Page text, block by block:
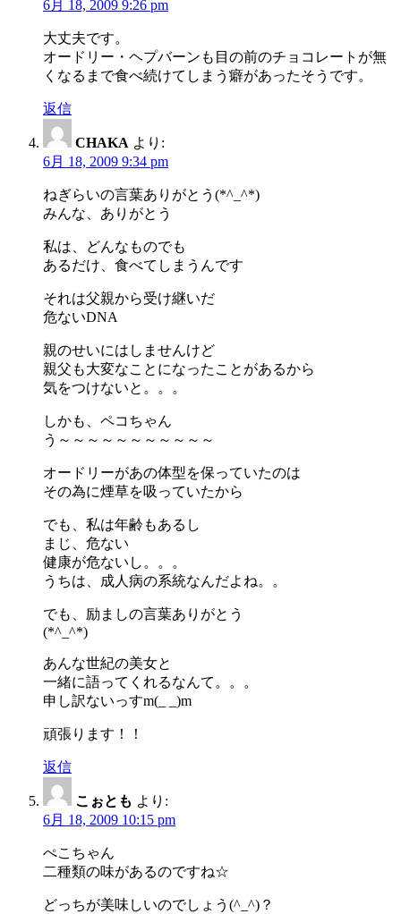
6月 18, 2009 9:26 pm
大丈夫です。
オードリー・ヘプバーンも目の前のチョコレートが無
くなるまで食べ続けてしまう癖があったそうです。
返信
CHAKA より:
6月 18, 2009 9:34 pm
ねぎらいの言葉ありがとう(*^_^*)
みんな、ありがとう
私は、どんなものでも
あるだけ、食べてしまうんです
それは父親から受け継いだ
危ないDNA
親のせいにはしませんけど
親父も大変なことになったことがあるから
気をつけないと。。。
しかも、ペコちゃん
う～～～～～～～～～～～
オードリーがあの体型を保っていたのは
その為に煙草を吸っていたから
でも、私は年齢もあるし
まじ、危ない
健康が危ないし。。。
うちは、成人病の系統なんだよね。。
でも、励ましの言葉ありがとう
(*^_^*)
あんな世紀の美女と
一緒に語ってくれるなんて。。。
申し訳ないっすm(_ _)m
頑張ります！！
返信
こぉとも より:
6月 18, 2009 10:15 pm
ぺこちゃん
二種類の味があるのですね☆
どっちが美味しいのでしょう(^_^)？